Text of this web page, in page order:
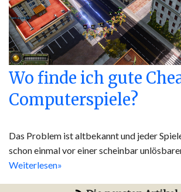
Wo finde ich gute
Computerspiele?
Das Problem ist altbekannt und jeder
schon einmal vor einer scheinbar
Weiterlesen»